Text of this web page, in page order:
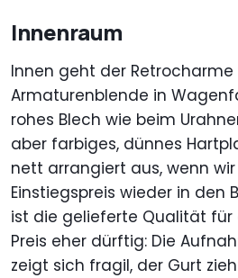
Innenraum
Innen geht der Retrocharme
Armaturenblende in
rohes Blech wie beim
aber farbiges, dünnes
nett arrangiert aus, wenn
Einstiegspreis wieder in den
ist die gelieferte Qualität
Preis eher dürftig: Die
zeigt sich fragil, der Gurt